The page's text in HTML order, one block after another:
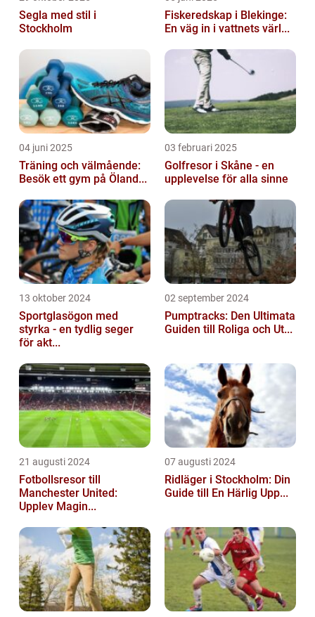
Segla med stil i
Stockholm
Fiskeredskap i Blekinge:
En väg in i vattnets värl...
04 juni 2025
Träning och välmående:
Besök ett gym på Öland...
03 februari 2025
Golfresor i Skåne - en
upplevelse för alla sinne
13 oktober 2024
Sportglasögon med
styrka - en tydlig seger
för akt...
02 september 2024
Pumptracks: Den Ultimata
Guiden till Roliga och Ut...
21 augusti 2024
Fotbollsresor till
Manchester United:
Upplev Magin...
07 augusti 2024
Ridläger i Stockholm: Din
Guide till En Härlig Upp...